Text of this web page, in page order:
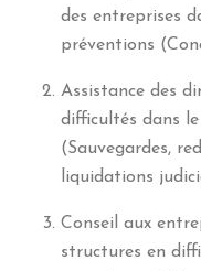
des entreprises
préventions
Assistance des
difficultés dans
(Sauvegardes,
liquidations
Conseil aux
structures en